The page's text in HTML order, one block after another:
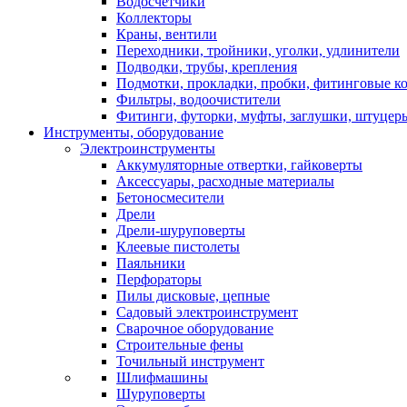
Коллекторы
Краны, вентили
Переходники, тройники, уголки, удлинители
Подводки, трубы, крепления
Подмотки, прокладки, пробки, фитинговые
Фильтры, водоочистители
Фитинги, футорки, муфты, заглушки,
Инструменты, оборудование
Электроинструменты
Аккумуляторные отвертки, гайковерты
Аксессуары, расходные материалы
Бетоносмесители
Дрели
Дрели-шуруповерты
Клеевые пистолеты
Паяльники
Перфораторы
Пилы дисковые, цепные
Садовый электроинструмент
Сварочное оборудование
Строительные фены
Точильный инструмент
Шлифмашины
Шуруповерты